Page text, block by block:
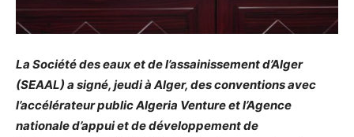
La Société des eaux et de l’assainissement d’Alger
(SEAAL) a signé, jeudi à Alger, des conventions avec
l’accélérateur public Algeria Venture et l’Agence
nationale d’appui et de développement de